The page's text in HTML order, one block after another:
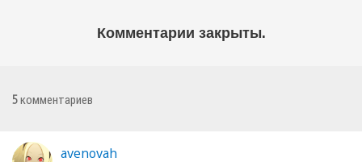
Комментарии закрыты.
5комментариев
avenovah